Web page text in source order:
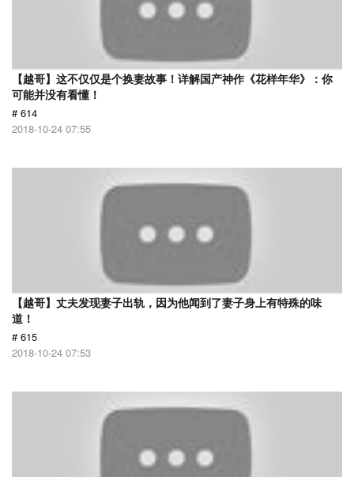
【越哥】这不仅仅是个换妻故事！详解国产神作《花样年华》：你
可能并没有看懂！
# 614
2018-10-24 07:55
【越哥】丈夫发现妻子出轨，因为他闻到了妻子身上有特殊的味
道！
# 615
2018-10-24 07:53